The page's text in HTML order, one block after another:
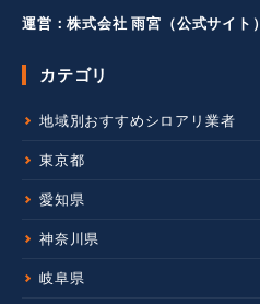
運営：株式会社 雨宮（公式サイト）
カテゴリ
地域別おすすめシロアリ業者
東京都
愛知県
神奈川県
岐阜県